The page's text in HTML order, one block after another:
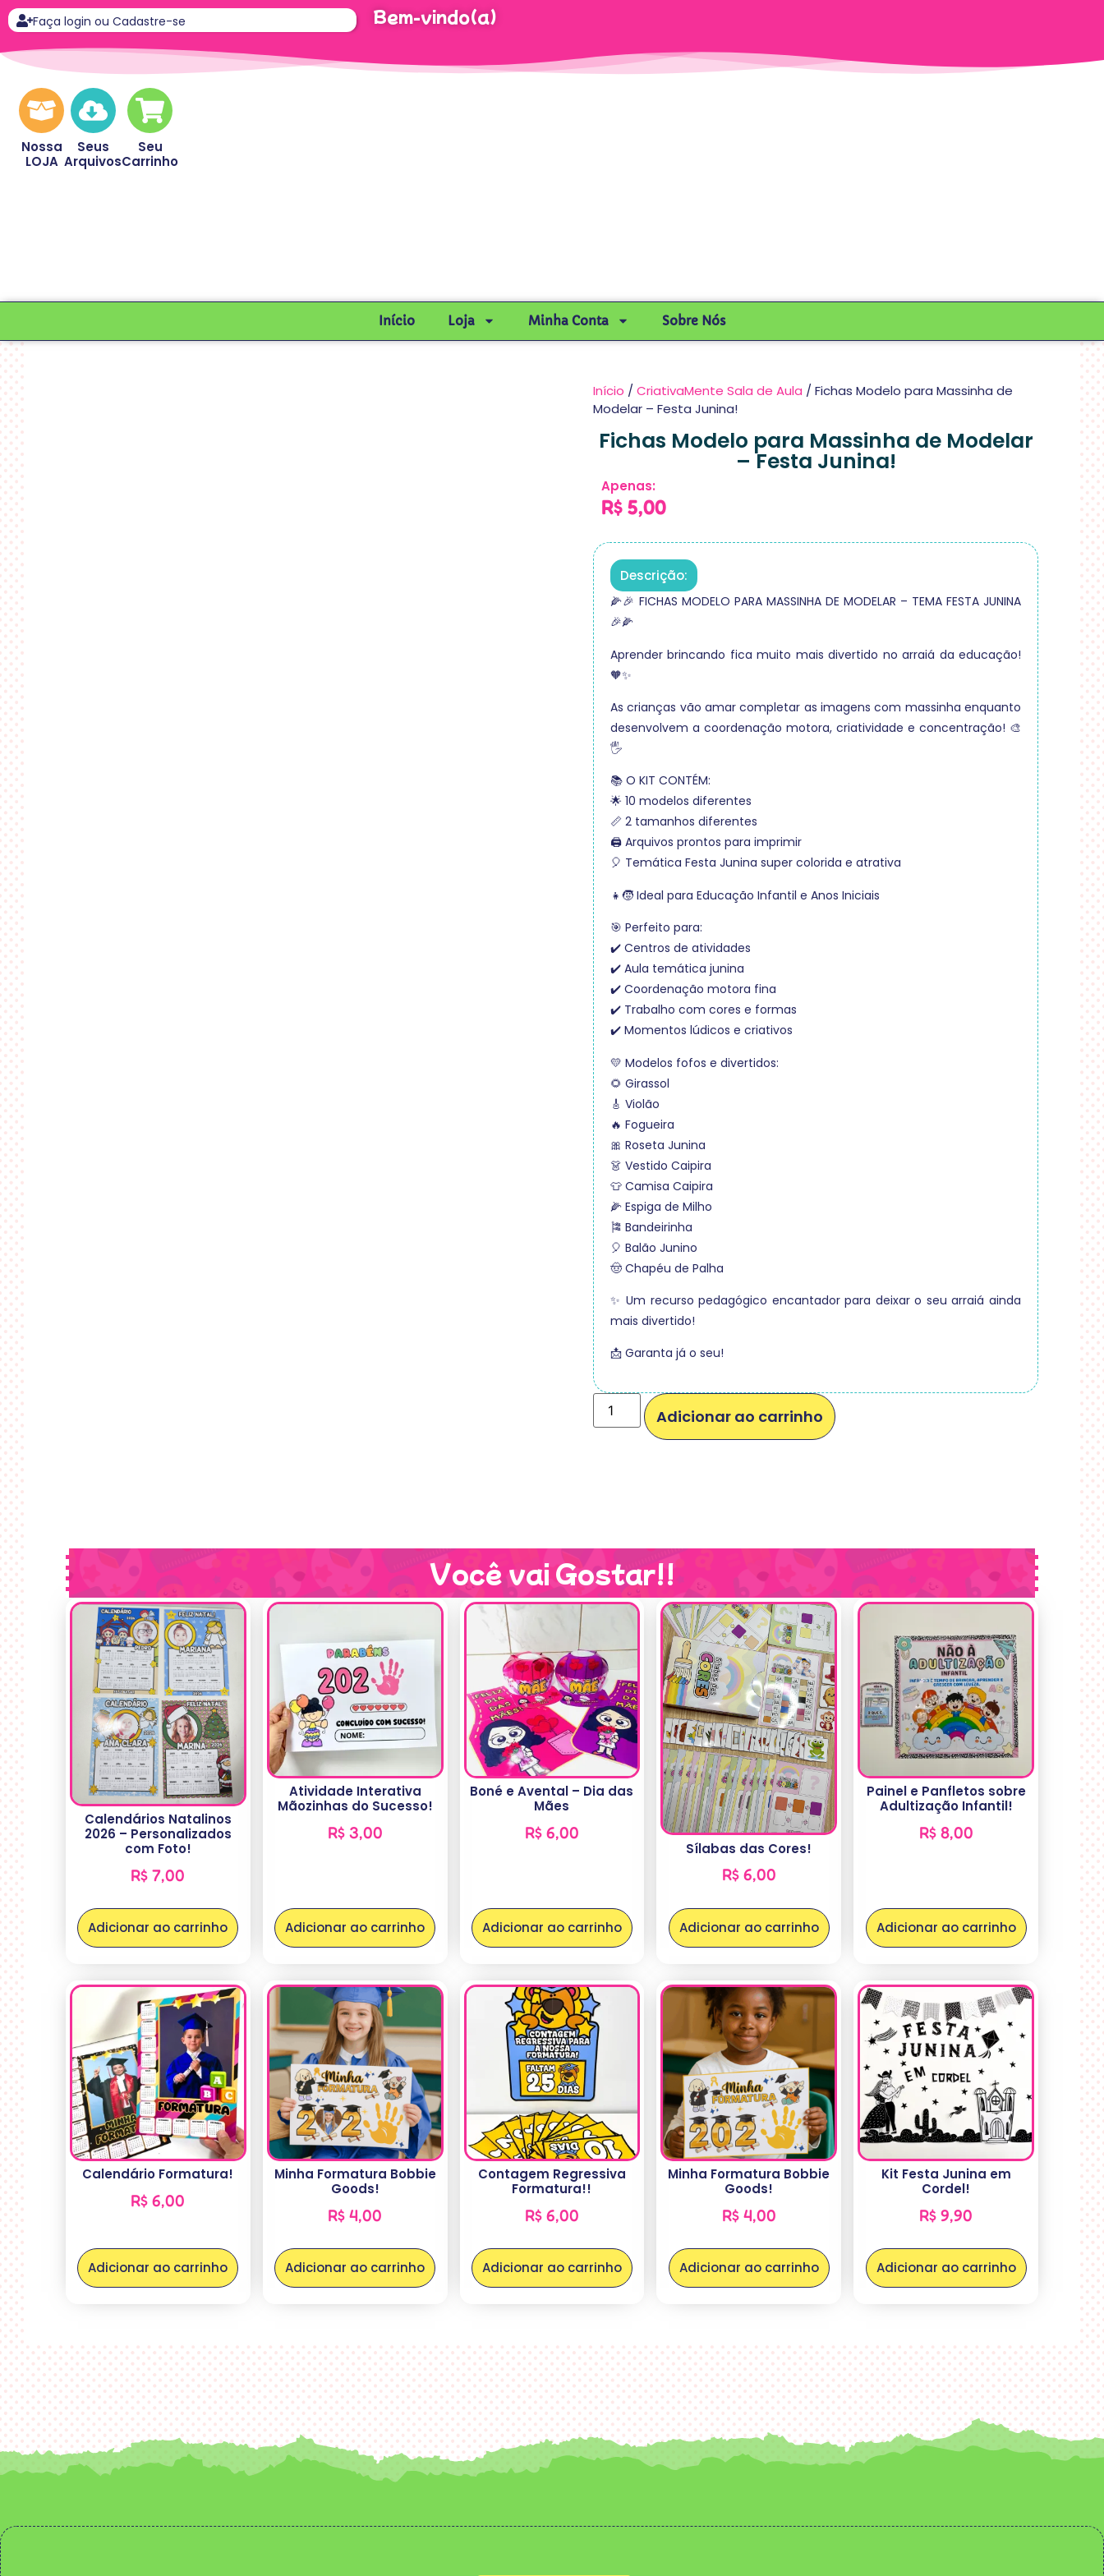
Faça login ou Cadastre-se Bem-vindo(a)
Nossa
LOJA
Seus
Arquivos
Seu
Carrinho
Início Loja Minha Conta Sobre Nós
Início /CriativaMente Sala de Aula / Fichas Modelo para Massinha de
Modelar – Festa Junina!
Fichas Modelo para Massinha de Modelar
– Festa Junina!
Apenas:
R$ 5,00
Descrição:
🌽🎉 FICHAS MODELO PARA MASSINHA DE MODELAR – TEMA FESTA JUNINA
🎉🌽
Aprender brincando fica muito mais divertido no arraiá da educação!
🧡✨
As crianças vão amar completar as imagens com massinha enquanto
desenvolvem a coordenação motora, criatividade e concentração! 🎨
🖐️
📚 O KIT CONTÉM:
🌟 10 modelos diferentes
📏 2 tamanhos diferentes
🖨️ Arquivos prontos para imprimir
🎈 Temática Festa Junina super colorida e atrativa
👧🧒 Ideal para Educação Infantil e Anos Iniciais
🎯 Perfeito para:
✔️ Centros de atividades
✔️ Aula temática junina
✔️ Coordenação motora fina
✔️ Trabalho com cores e formas
✔️ Momentos lúdicos e criativos
💛 Modelos fofos e divertidos:
🌻 Girassol
🎸 Violão
🔥 Fogueira
🎀 Roseta Junina
👗 Vestido Caipira
👕 Camisa Caipira
🌽 Espiga de Milho
🎏 Bandeirinha
🎈 Balão Junino
🤠 Chapéu de Palha
✨ Um recurso pedagógico encantador para deixar o seu arraiá ainda
mais divertido!
📩 Garanta já o seu!
Adicionar ao carrinho
Você vai Gostar!!
Calendários Natalinos
2026 – Personalizados
com Foto!
R$ 7,00
Adicionar ao carrinho
Atividade Interativa
Mãozinhas do Sucesso!
R$3,00
Adicionar ao carrinho
Boné e Avental – Dia das
Mães
R$6,00
Adicionar ao carrinho
Sílabas das Cores!
R$6,00
Adicionar ao carrinho
Painel e Panfletos sobre
Adultização Infantil!
R$8,00
Adicionar ao carrinho
Calendário Formatura!
R$ 6,00
Adicionar ao carrinho
Minha Formatura Bobbie
Goods!
R$ 4,00
Adicionar ao carrinho
Contagem Regressiva
Formatura!!
R$6,00
Adicionar ao carrinho
Minha Formatura Bobbie
Goods!
R$4,00
Adicionar ao carrinho
Kit Festa Junina em
Cordel!
R$ 9,90
Adicionar ao carrinho